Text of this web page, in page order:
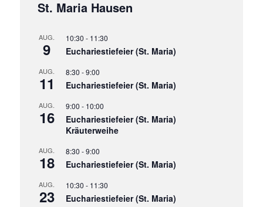
St. Maria Hausen
AUG.
9
10:30 - 11:30
Euchariestiefeier (St. Maria)
AUG.
11
8:30 -9:00
Euchariestiefeier (St. Maria)
AUG.
16
9:00 - 10:00
Euchariestiefeier (St. Maria)
Kräuterweihe
AUG.
18
8:30 -9:00
Euchariestiefeier (St. Maria)
AUG.
23
10:30 - 11:30
Euchariestiefeier (St. Maria)